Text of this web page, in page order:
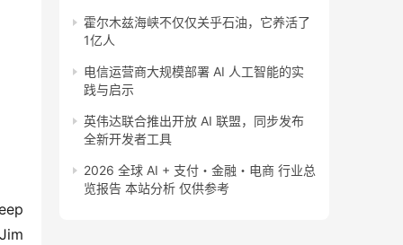
霍尔木兹海峡不仅仅关乎石油，它养活了
1亿人
电信运营商大规模部署 AI 人工智能的实
践与启示
英伟达联合推出开放 AI 联盟，同步发布
全新开发者工具
2026 全球 AI + 支付・金融・电商 行业总
览报告 本站分析 仅供参考